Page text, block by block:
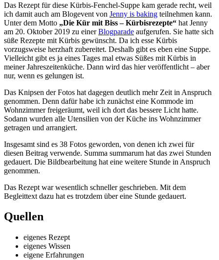
Das Rezept für diese Kürbis-Fenchel-Suppe kam gerade recht, weil
ich damit auch am Blogevent von Jenny is baking teilnehmen kann.
Unter dem Motto „Die Kür mit Biss – Kürbisrezepte“ hat Jenny
am 20. Oktober 2019 zu einerBlogparade aufgerufen. Sie hatte sich
süße Rezepte mit Kürbis gewünscht. Da ich esse Kürbis
vorzugsweise herzhaft zubereitet. Deshalb gibt es eben eine Suppe.
Vielleicht gibt es ja eines Tages mal etwas Süßes mit Kürbis in
meiner Jahreszeitenküche. Dann wird das hier veröffentlicht – aber
nur, wenn es gelungen ist.
Das Knipsen der Fotos hat dagegen deutlich mehr Zeit in Anspruch
genommen. Denn dafür habe ich zunächst eine Kommode im
Wohnzimmer freigeräumt, weil ich dort das bessere Licht hatte.
Sodann wurden alle Utensilien von der Küche ins Wohnzimmer
getragen und arrangiert.
Insgesamt sind es 38 Fotos geworden, von denen ich zwei für
diesen Beitrag verwende. Summa summarum hat das zwei Stunden
gedauert. Die Bildbearbeitung hat eine weitere Stunde in Anspruch
genommen.
Das Rezept war wesentlich schneller geschrieben. Mit dem
Begleittext dazu hat es trotzdem über eine Stunde gedauert.
Quellen
eigenes Rezept
eigenes Wissen
eigene Erfahrungen